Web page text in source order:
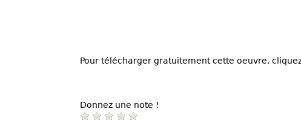
Pour télécharger gratuitement cette oeuvre,
Donnez une note !